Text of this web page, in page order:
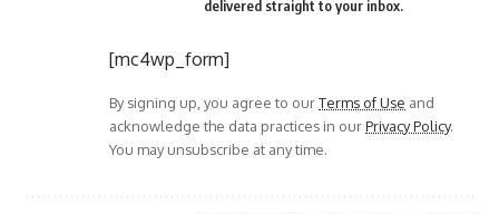
delivered straight to your inbox.
[mc4wp_form]
By signing up, you agree to ourTerms of Use and
acknowledge the data practices in ourPrivacy Policy.
You may unsubscribe at any time.